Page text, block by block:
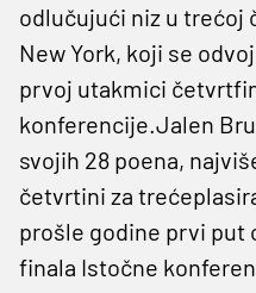
odlučujući niz u trećoj
New York, koji se
prvoj utakmici
konferencije.Jalen
svojih 28 poena,
četvrtini za
prošle godine prvi put
finala Istočne